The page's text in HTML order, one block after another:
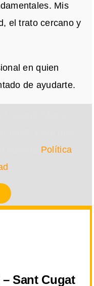
Mis
el trato cercano y
en quien
de ayudarte.
Política
Sant Cugat